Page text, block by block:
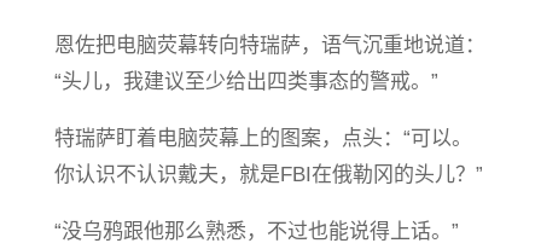
恩佐把电脑荧幕转向特瑞萨，语气沉重地说道：
“头儿，我建议至少给出四类事态的警戒。”
特瑞萨盯着电脑荧幕上的图案，点头：“可以。
你认识不认识戴夫，就是FBI在俄勒冈的头儿？”
“没乌鸦跟他那么熟悉，不过也能说得上话。”